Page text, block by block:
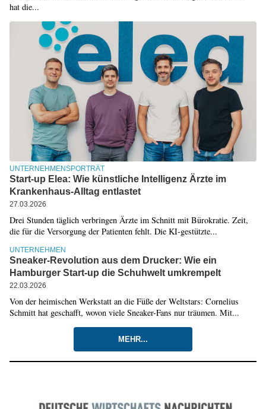
hat die...
UNTERNEHMENSPORTRÄT
Start-up Elea: Wie künstliche Intelligenz Ärzte im
Krankenhaus-Alltag entlastet
27.03.2026
Drei Stunden täglich verbringen Ärzte im Schnitt mit Bürokratie. Zeit,
die für die Versorgung der Patienten fehlt. Die KI-gestützte...
UNTERNEHMEN
Sneaker-Revolution aus dem Drucker: Wie ein
Hamburger Start-up die Schuhwelt umkrempelt
22.03.2026
Von der heimischen Werkstatt an die Füße der Weltstars: Cornelius
Schmitt hat geschafft, wovon viele Sneaker-Fans nur träumen. Mit...
MEHR...